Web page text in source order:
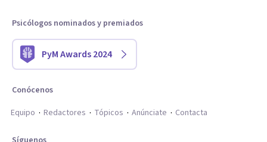
Psicólogos nominados y premiados
PyM Awards 2024
Conócenos
Equipo
Redactores Tópicos Anúnciate Contacta